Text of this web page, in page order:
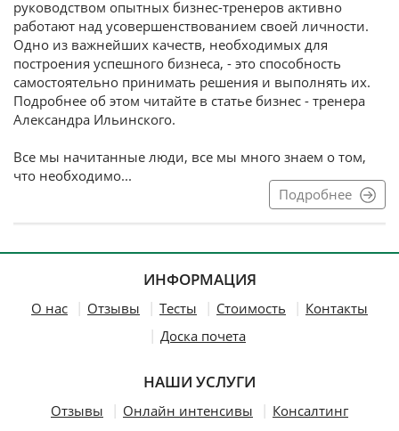
руководством опытных бизнес-тренеров активно
работают над усовершенствованием своей личности.
Одно из важнейших качеств, необходимых для
построения успешного бизнеса, - это способность
самостоятельно принимать решения и выполнять их.
Подробнее об этом читайте в статье бизнес - тренера
Александра Ильинского.
Все мы начитанные люди, все мы много знаем о том,
что необходимо...
Подробнее
ИНФОРМАЦИЯ
О нас Отзывы Тесты Стоимость
Контакты
Доска почета
НАШИ УСЛУГИ
Отзывы Онлайн интенсивы
Консалтинг